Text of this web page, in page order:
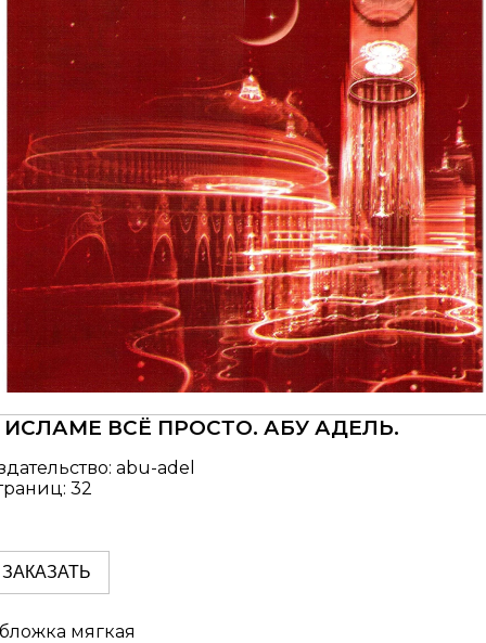
ИСЛАМЕ ВСЁ ПРОСТО. АБУ АДЕЛЬ.
abu-adel
32
ЗАКАЗАТЬ
мягкая